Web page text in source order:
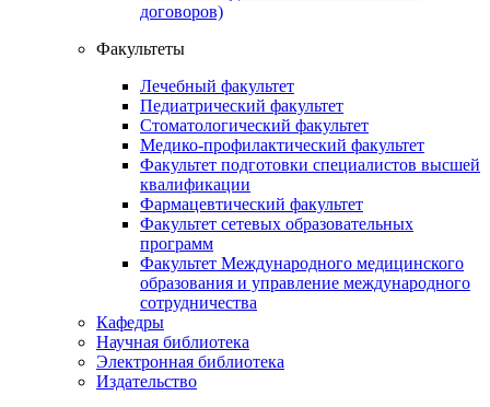
договоров)
Факультеты
Лечебный факультет
Педиатрический факультет
Стоматологический факультет
Медико-профилактический факультет
Факультет подготовки специалистов высшей
квалификации
Фармацевтический факультет
Факультет сетевых образовательных
программ
Факультет Международного медицинского
образования и управление международного
сотрудничества
Кафедры
Научная библиотека
Электронная библиотека
Издательство